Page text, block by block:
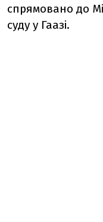
спрямовано до
суду у Гаазі.